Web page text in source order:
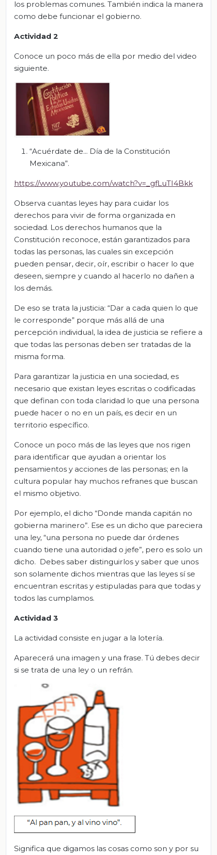
los problemas comunes. También indica la manera
como debe funcionar el gobierno.
Actividad 2
Conoce un poco más de ella por medio del video
siguiente.
“Acuérdate de... Día de la Constitución
Mexicana”.
https://www.youtube.com/watch?v=_gfLuTI4Bkk
Observa cuantas leyes hay para cuidar los
derechos para vivir de forma organizada en
sociedad. Los derechos humanos que la
Constitución reconoce, están garantizados para
todas las personas, las cuales sin excepción
pueden pensar, decir, oír, escribir o hacer lo que
deseen, siempre y cuando al hacerlo no dañen a
los demás.
De eso se trata la justicia: “Dar a cada quien lo que
le corresponde” porque más allá de una
percepción individual, la idea de justicia se refiere a
que todas las personas deben ser tratadas de la
misma forma.
Para garantizar la justicia en una sociedad, es
necesario que existan leyes escritas o codificadas
que definan con toda claridad lo que una persona
puede hacer o no en un país, es decir en un
territorio específico.
Conoce un poco más de las leyes que nos rigen
para identificar que ayudan a orientar los
pensamientos y acciones de las personas; en la
cultura popular hay muchos refranes que buscan
el mismo objetivo.
Por ejemplo, el dicho “Donde manda capitán no
gobierna marinero”. Ese es un dicho que pareciera
una ley, “una persona no puede dar órdenes
cuando tiene una autoridad o jefe”, pero es solo un
dicho. Debes saber distinguirlos y saber que unos
son solamente dichos mientras que las leyes sí se
encuentran escritas y estipuladas para que todas y
todos las cumplamos.
Actividad 3
La actividad consiste en jugar a la lotería.
Aparecerá una imagen y una frase. Tú debes decir
si se trata de una ley o un refrán.
Significa que digamos las cosas como son y por su